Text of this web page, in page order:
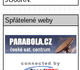
Spřátelené weby